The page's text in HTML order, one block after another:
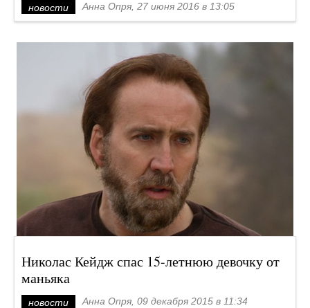
новости Анна Опря, 27 июня 2016 в 13:05
Николас Кейдж спас 15-летнюю девочку от
маньяка
новости Анна Опря, 09 декабря 2015 в 11:34